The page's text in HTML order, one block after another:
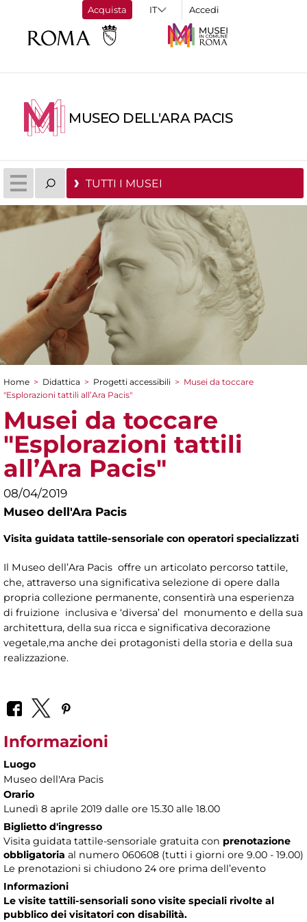
Acquista Accedi
MUSEO DELL'ARA PACIS
TUTTI I MUSEI
Tu sei qui
Home > Didattica > Progetti accessibili > Musei da toccare
"Esplorazioni tattili all’Ara Pacis"
Musei da toccare
"Esplorazioni tattili
all’Ara Pacis"
08/04/2019
Museo dell'Ara Pacis
Visita guidata tattile-sensoriale con operatori specializzati
Il Museo dell’Ara Pacis offre un articolato percorso tattile,
che, attraverso una significativa selezione di opere dalla
propria collezione permanente, consentirà una esperienza
di fruizione inclusiva e ‘diversa’ del monumento e della sua
architettura, della sua ricca e significativa decorazione
vegetale,ma anche dei protagonisti della storia e della sua
realizzazione.
Informazioni
Luogo
Museo dell'Ara Pacis
Orario
Lunedì 8 aprile 2019 dalle ore 15.30 alle 18.00
Biglietto d'ingresso
Visita guidata tattile-sensoriale gratuita con prenotazione
obbligatoria al numero 060608 (tutti i giorni ore 9.00 - 19.00)
Le prenotazioni si chiudono 24 ore prima dell’evento
Informazioni
Le visite tattili-sensoriali sono visite speciali rivolte al
pubblico dei visitatori con disabilità.